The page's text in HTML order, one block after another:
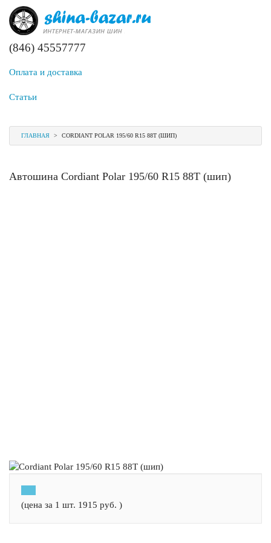
(846) 45557777
Оплата и доставка
Статьи
ГЛАВНАЯ > CORDIANT POLAR 195/60 R15 88T (ШИП)
Автошина Cordiant Polar 195/60 R15 88T (шип)
(цена за 1 шт. 1915 руб. )